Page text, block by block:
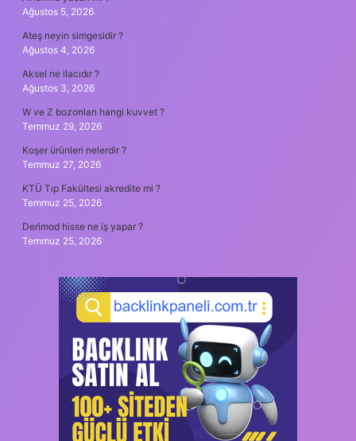
Ağustos 5, 2026
Ateş neyin simgesidir ?
Ağustos 4, 2026
Aksel ne ilacıdır ?
Ağustos 3, 2026
W ve Z bozonları hangi kuvvet ?
Temmuz 29, 2026
Koşer ürünleri nelerdir ?
Temmuz 27, 2026
KTÜ Tıp Fakültesi akredite mi ?
Temmuz 25, 2026
Derimod hisse ne iş yapar ?
Temmuz 25, 2026